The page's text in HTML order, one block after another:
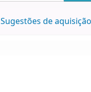
Sugestões de aquisição